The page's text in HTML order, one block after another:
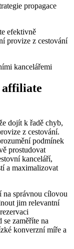
propagace
efektivně
provize z cestování
affiliate
dojít k řadě chyb,
z cestování.
podmínek
prostudovat
kanceláří,
a maximalizovat
na správnou cílovou
jim relevantní
zaměříte na
konverzní míře a